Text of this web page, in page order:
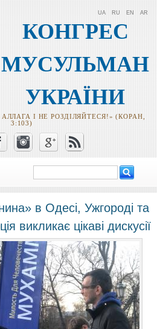
КОНГРЕС
МУСУЛЬМАН
УКРАЇНИ
І НЕ РОЗДІЛЯЙТЕСЯ!» (КОРАН,
3:103)
UA RU EN AR
Пошукова
форма
в Одесі, Ужгороді та
викликає цікаві дискусії